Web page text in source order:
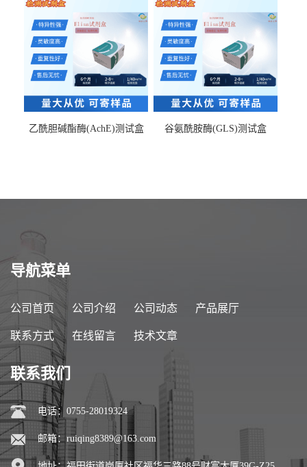
乙酰胆碱酯酶(AchE)测试盒 谷氨酰胺酶(GLS)测试盒
导航菜单
公司首页 公司介绍 公司动态 产品展厅
联系方式 在线留言 技术文章
联系我们
电话：0755-28019324
邮箱： ruiqing8389@163.com